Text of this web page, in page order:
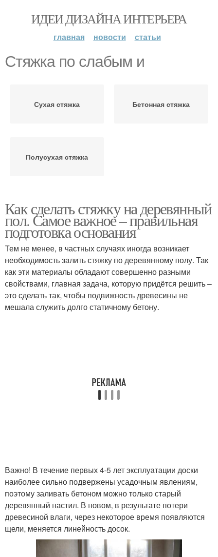
ИДЕИ ДИЗАЙНА ИНТЕРЬЕРА
главная новости статьи
Стяжка по слабым и
Сухая стяжка Бетонная стяжка
Полусухая стяжка
Как сделать стяжку на деревянный
пол. Самое важное – правильная
подготовка основания
Тем не менее, в частных случаях иногда возникает
необходимость залить стяжку по деревянному полу. Так
как эти материалы обладают совершенно разными
свойствами, главная задача, которую придётся решить –
это сделать так, чтобы подвижность древесины не
мешала служить долго статичному бетону.
Важно! В течение первых 4-5 лет эксплуатации доски
наиболее сильно подвержены усадочным явлениям,
поэтому заливать бетоном можно только старый
деревянный настил. В новом, в результате потери
древесиной влаги, через некоторое время появляются
щели, меняется линейность досок.